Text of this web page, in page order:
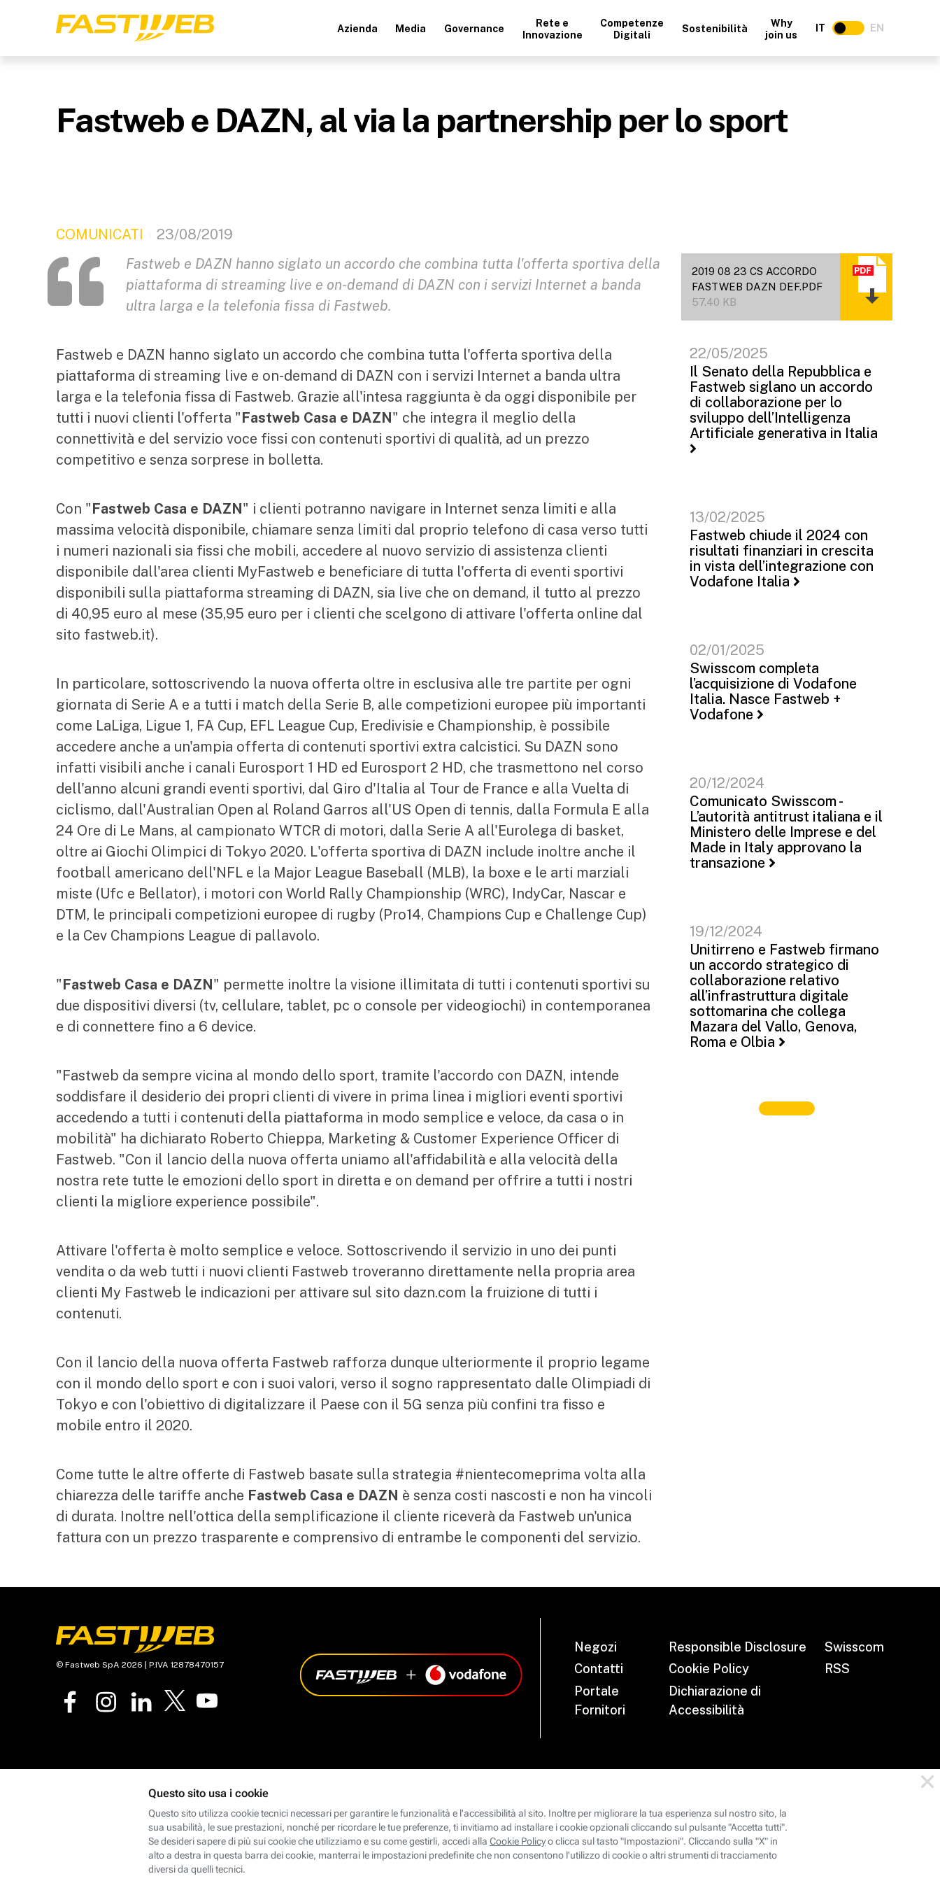
Azienda Media Governance
Rete e
Innovazione
Competenze
Digitali
Sostenibilità
Why
join us
IT EN
Fastweb e DAZN, al via la partnership per lo sport
COMUNICATI
23/08/2019
Fastweb e DAZN hanno siglato un accordo che combina tutta l'offerta sportiva della
piattaforma di streaming live e on-demand di DAZN con i servizi Internet a banda
ultra larga e la telefonia fissa di Fastweb.
Fastweb e DAZN hanno siglato un accordo che combina tutta l'offerta sportiva della
piattaforma di streaming live e on-demand di DAZN con i servizi Internet a banda ultra
larga e la telefonia fissa di Fastweb. Grazie all'intesa raggiunta è da oggi disponibile per
tutti i nuovi clienti l'offerta "Fastweb Casa e DAZN" che integra il meglio della
connettività e del servizio voce fissi con contenuti sportivi di qualità, ad un prezzo
competitivo e senza sorprese in bolletta.
Con "Fastweb Casa e DAZN" i clienti potranno navigare in Internet senza limiti e alla
massima velocità disponibile, chiamare senza limiti dal proprio telefono di casa verso tutti
i numeri nazionali sia fissi che mobili, accedere al nuovo servizio di assistenza clienti
disponibile dall'area clienti MyFastweb e beneficiare di tutta l'offerta di eventi sportivi
disponibili sulla piattaforma streaming di DAZN, sia live che on demand, il tutto al prezzo
di 40,95 euro al mese (35,95 euro per i clienti che scelgono di attivare l'offerta online dal
sito fastweb.it).
In particolare, sottoscrivendo la nuova offerta oltre in esclusiva alle tre partite per ogni
giornata di Serie A e a tutti i match della Serie B, alle competizioni europee più importanti
come LaLiga, Ligue 1, FA Cup, EFL League Cup, Eredivisie e Championship, è possibile
accedere anche a un'ampia offerta di contenuti sportivi extra calcistici. Su DAZN sono
infatti visibili anche i canali Eurosport 1 HD ed Eurosport 2 HD, che trasmettono nel corso
dell'anno alcuni grandi eventi sportivi, dal Giro d'Italia al Tour de France e alla Vuelta di
ciclismo, dall'Australian Open al Roland Garros all'US Open di tennis, dalla Formula E alla
24 Ore di Le Mans, al campionato WTCR di motori, dalla Serie A all'Eurolega di basket,
oltre ai Giochi Olimpici di Tokyo 2020. L'offerta sportiva di DAZN include inoltre anche il
football americano dell'NFL e la Major League Baseball (MLB), la boxe e le arti marziali
miste (Ufc e Bellator), i motori con World Rally Championship (WRC), IndyCar, Nascar e
DTM, le principali competizioni europee di rugby (Pro14, Champions Cup e Challenge Cup)
e la Cev Champions League di pallavolo.
"Fastweb Casa e DAZN" permette inoltre la visione illimitata di tutti i contenuti sportivi su
due dispositivi diversi (tv, cellulare, tablet, pc o console per videogiochi) in contemporanea
e di connettere fino a 6 device.
"Fastweb da sempre vicina al mondo dello sport, tramite l'accordo con DAZN, intende
soddisfare il desiderio dei propri clienti di vivere in prima linea i migliori eventi sportivi
accedendo a tutti i contenuti della piattaforma in modo semplice e veloce, da casa o in
mobilità" ha dichiarato Roberto Chieppa, Marketing & Customer Experience Officer di
Fastweb. "Con il lancio della nuova offerta uniamo all'affidabilità e alla velocità della
nostra rete tutte le emozioni dello sport in diretta e on demand per offrire a tutti i nostri
clienti la migliore experience possibile".
Attivare l'offerta è molto semplice e veloce. Sottoscrivendo il servizio in uno dei punti
vendita o da web tutti i nuovi clienti Fastweb troveranno direttamente nella propria area
clienti My Fastweb le indicazioni per attivare sul sito dazn.com la fruizione di tutti i
contenuti.
Con il lancio della nuova offerta Fastweb rafforza dunque ulteriormente il proprio legame
con il mondo dello sport e con i suoi valori, verso il sogno rappresentato dalle Olimpiadi di
Tokyo e con l'obiettivo di digitalizzare il Paese con il 5G senza più confini tra fisso e
mobile entro il 2020.
Come tutte le altre offerte di Fastweb basate sulla strategia #nientecomeprima volta alla
chiarezza delle tariffe anche Fastweb Casa e DAZN è senza costi nascosti e non ha vincoli
di durata. Inoltre nell'ottica della semplificazione il cliente riceverà da Fastweb un'unica
fattura con un prezzo trasparente e comprensivo di entrambe le componenti del servizio.
2019 08 23 CS ACCORDO
FASTWEB DAZN DEF.PDF
57.40 KB
22/05/2025
Il Senato della Repubblica e
Fastweb siglano un accordo
di collaborazione per lo
sviluppo dell’Intelligenza
Artificiale generativa in Italia
13/02/2025
Fastweb chiude il 2024 con
risultati finanziari in crescita
in vista dell’integrazione con
Vodafone Italia
02/01/2025
Swisscom completa
l’acquisizione di Vodafone
Italia. Nasce Fastweb +
Vodafone
20/12/2024
Comunicato Swisscom -
L’autorità antitrust italiana e il
Ministero delle Imprese e del
Made in Italy approvano la
transazione
19/12/2024
Unitirreno e Fastweb firmano
un accordo strategico di
collaborazione relativo
all’infrastruttura digitale
sottomarina che collega
Mazara del Vallo, Genova,
Roma e Olbia
© Fastweb SpA 2026 | P.IVA 12878470157
Negozi
Contatti
Portale
Fornitori
Responsible Disclosure
Cookie Policy
Dichiarazione di
Accessibilità
Swisscom
RSS